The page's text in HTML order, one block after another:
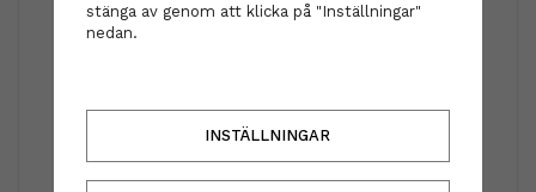
Great Lengths - Conditioner 60 sec.
310 kr
stänga av genom att klicka på "Inställningar"
nedan.
INSTÄLLNINGAR